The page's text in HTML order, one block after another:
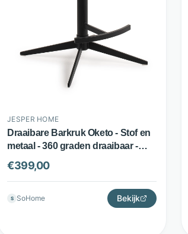
JESPER HOME
Draaibare Barkruk Oketo - Stof en
metaal - 360 graden draaibaar -
Beige - Jesper Home
€399,00
S SoHome Bekijk